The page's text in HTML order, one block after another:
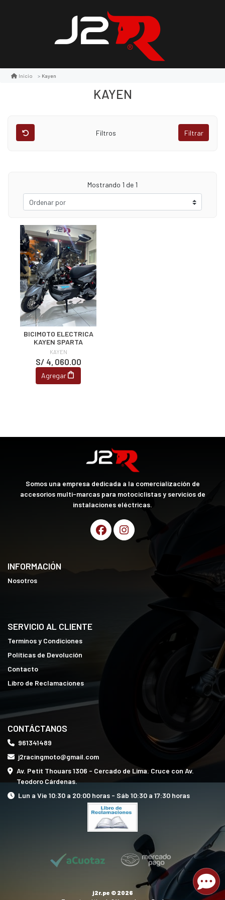
Inicio Kayen
KAYEN
Filtros Filtrar
Mostrando 1 de 1
BICIMOTO ELECTRICA
KAYEN SPARTA
KAYEN
S/ 4, 060.00
Agregar
Somos una empresa dedicada a la comercialización de
accesorios multi-marcas para motociclistas y servicios de
instalaciones eléctricas.
INFORMACIÓN
Nosotros
SERVICIO AL CLIENTE
Terminos y Condiciones
Políticas de Devolución
Contacto
Libro de Reclamaciones
CONTÁCTANOS
961341489
j2racingmoto@gmail.com
Av. Petit Thouars 1306 - Cercado de Lima. Cruce con Av.
Teodoro Cárdenas.
Lun a Vie 10:30 a 20:00 horas - Sáb 10:30 a 17:30 horas
j2r.pe © 2026